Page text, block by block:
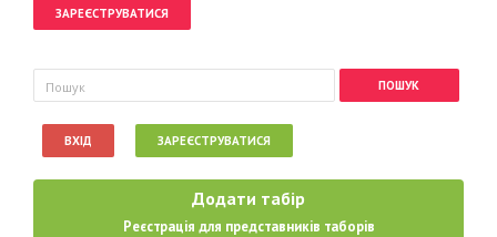
Пошукова форма
Пошук
ВХІД ЗАРЕЄСТРУВАТИСЯ
Додати табір
Реєстрація для представників таборів